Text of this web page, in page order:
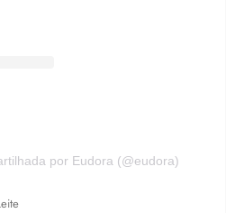
por Eudora (@eudora)